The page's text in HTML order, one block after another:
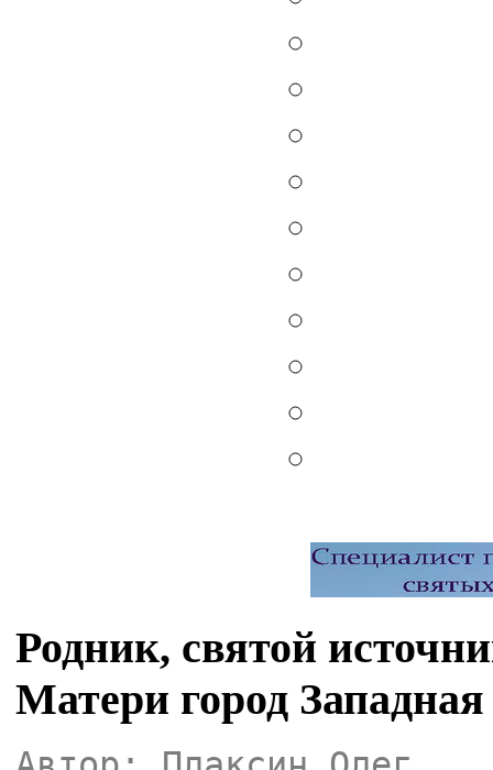
Родник, святой
Матери город